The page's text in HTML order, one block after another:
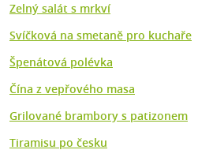
Zelný salát s mrkví
Svíčková na smetaně pro kuchaře
Špenátová polévka
Čína z vepřového masa
Grilované brambory s patizonem
Tiramisu po česku